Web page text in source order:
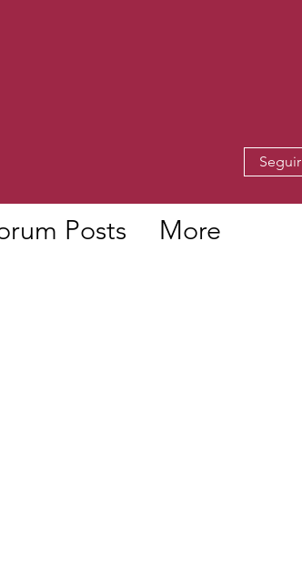
Seguir
Posts More